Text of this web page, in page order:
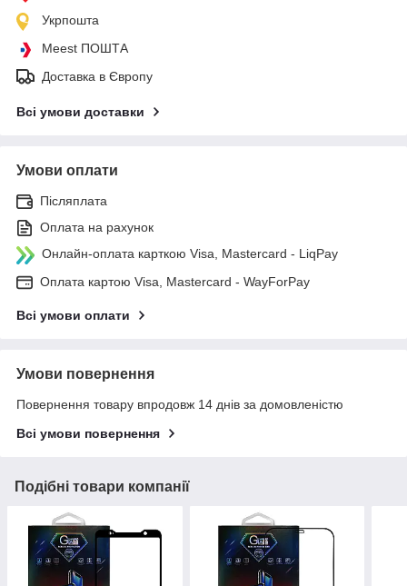
Укрпошта
Meest ПОШТА
Доставка в Європу
Всі умови доставки
Умови оплати
Післяплата
Оплата на рахунок
Онлайн-оплата карткою Visa, Mastercard - LiqPay
Оплата картою Visa, Mastercard - WayForPay
Всі умови оплати
Умови повернення
Повернення товару впродовж 14 днів за домовленістю
Всі умови повернення
Подібні товари компанії